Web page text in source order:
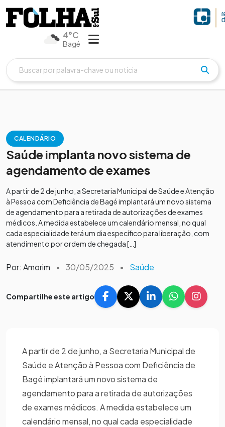
4°C
Bagé
CALENDÁRIO
Saúde implanta novo sistema de
agendamento de exames
A partir de 2 de junho, a Secretaria Municipal de Saúde e Atenção
à Pessoa com Deficiência de Bagé implantará um novo sistema
de agendamento para a retirada de autorizações de exames
médicos. A medida estabelece um calendário mensal, no qual
cada especialidade terá um dia específico para liberação, com
atendimento por ordem de chegada […]
Por: Amorim • 30/05/2025 • Saúde
Compartilhe este artigo
A partir de 2 de junho, a Secretaria Municipal de
Saúde e Atenção à Pessoa com Deficiência de
Bagé implantará um novo sistema de
agendamento para a retirada de autorizações
de exames médicos. A medida estabelece um
calendário mensal, no qual cada especialidade